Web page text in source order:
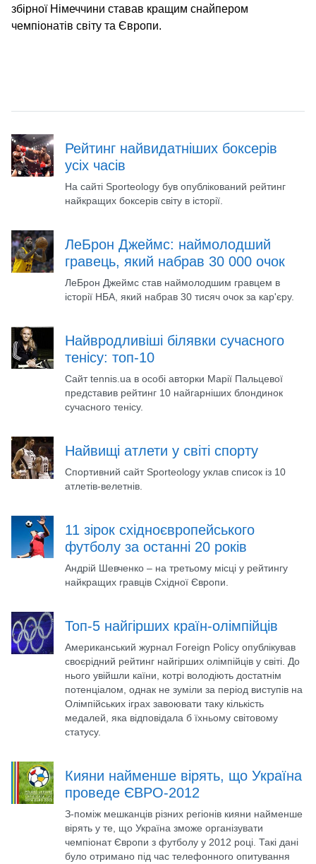
збірної Німеччини ставав кращим снайпером
чемпіонатів світу та Європи.
Рейтинг найвидатніших боксерів
усіх часів
На сайті Sporteology був опублікований рейтинг
найкращих боксерів світу в історії.
ЛеБрон Джеймс: наймолодший
гравець, який набрав 30 000 очок
ЛеБрон Джеймс став наймолодшим гравцем в
історії НБА, який набрав 30 тисяч очок за кар'єру.
Найвродливіші білявки сучасного
тенісу: топ-10
Сайт tennis.uа в особі авторки Марії Пальцевої
представив рейтинг 10 найгарніших блондинок
сучасного тенісу.
Найвищі атлети у світі спорту
Спортивний сайт Sporteology уклав список із 10
атлетів-велетнів.
11 зірок східноєвропейського
футболу за останні 20 років
Андрій Шевченко – на третьому місці у рейтингу
найкращих гравців Східної Європи.
Топ-5 найгірших країн-олімпійців
Американський журнал Foreign Policy опублікував
своєрідний рейтинг найгірших олімпійців у світі. До
нього увійшли каїни, котрі володіють достатнім
потенціалом, однак не зуміли за період виступів на
Олімпійських іграх завоювати таку кількість
медалей, яка відповідала б їхньому світовому
статусу.
Кияни найменше вірять, що Україна
проведе ЄВРО-2012
З-поміж мешканців різних регіонів кияни найменше
вірять у те, що Україна зможе організувати
чемпіонат Європи з футболу у 2012 році. Такі дані
було отримано під час телефонного опитування